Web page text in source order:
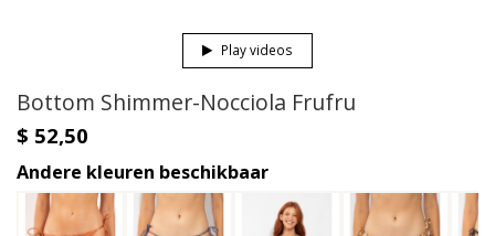
Play videos
Bottom Shimmer-Nocciola Frufru
$ 52,50
Andere kleuren beschikbaar